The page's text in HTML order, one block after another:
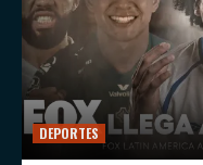
DEPORTES